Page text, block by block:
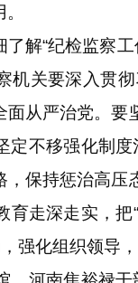
“纪检监察工
机关要深入贯
从严治党。要
不移强化制
保持惩治高
走深走实，把
强化组织领导